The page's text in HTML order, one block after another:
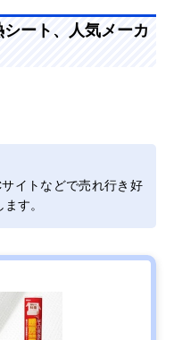
シート、人気メーカ
イトなどで売れ行き好
す。